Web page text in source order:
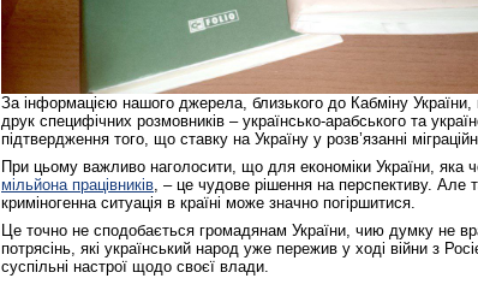
За інформацією нашого джерела, близького до Кабміну
друк специфічних розмовників – українсько-арабського та
підтвердження того, що ставку на Україну у розв’язанні
При цьому важливо наголосити, що для економіки України, яка
мільйона працівників , – це чудове рішення на перспективу. Але
криміногенна ситуація в країні може значно погіршитися.
Це точно не сподобається громадянам України, чию думку не
потрясінь, які український народ уже пережив у ході війни з
суспільні настрої щодо своєї влади.